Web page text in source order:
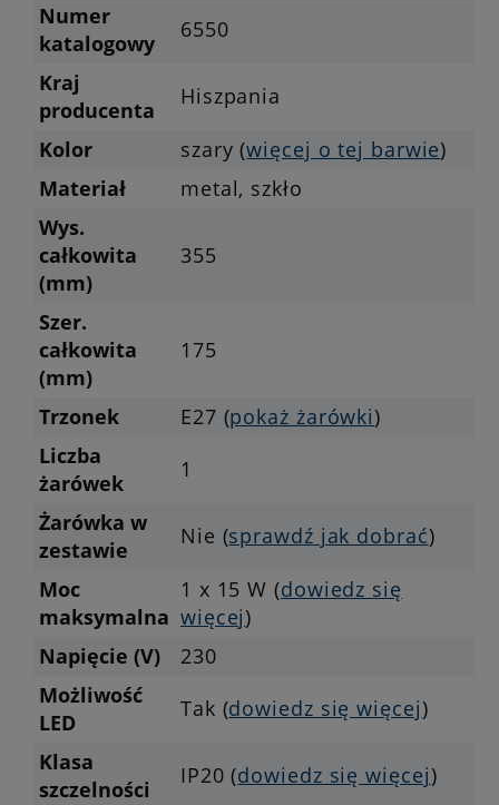
Numer
katalogowy
6550
Kraj
producenta
Hiszpania
Kolor
szary (więcej o tej barwie)
Materiał
metal, szkło
Wys.
całkowita
(mm)
355
Szer.
całkowita
(mm)
175
Trzonek E27 (pokaż żarówki)
Liczba
żarówek
1
Żarówka w
zestawie
Nie (sprawdź jak dobrać)
Moc
maksymalna
1 x 15 W (dowiedz się
więcej)
Napięcie (V)
230
Możliwość
LED
Tak (dowiedz się więcej)
Klasa
szczelności
IP20 (dowiedz się więcej)